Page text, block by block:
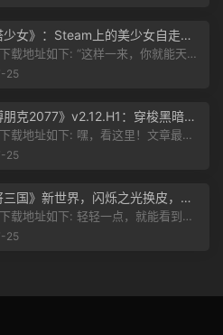
女》：Steam上的美少女自走
略的双重盛宴！
: “这样一来，你就能天天
25
克2077》v2.12.H1：穿梭黑暗都
世界的震撼
: 嘿，看这里！文章最后
一下就能加入我们的...
25
国》新世界，闪烁之光换皮，共
！
: 轻轻一点，就能看到原
一下屏幕，就能看到...
25